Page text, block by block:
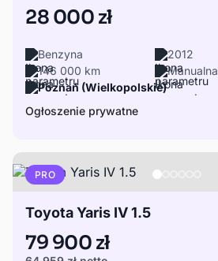
28 000 zł
Benzyna
2012
146 000 km
Manualna
Poznań (Wielkopolskie)
Ogłoszenie prywatne
PRO
Toyota Yaris IV 1.5
79 900 zł